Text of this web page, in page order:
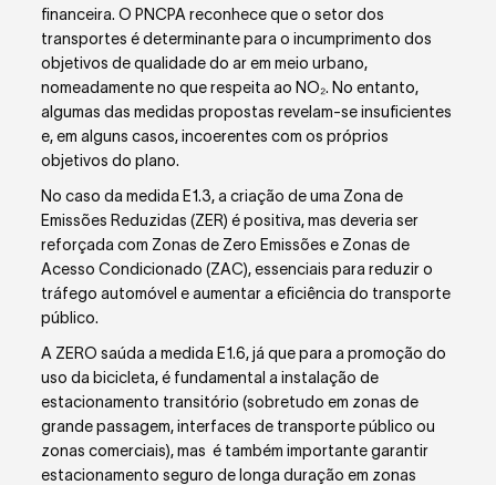
financeira. O PNCPA reconhece que o setor dos
transportes é determinante para o incumprimento dos
objetivos de qualidade do ar em meio urbano,
nomeadamente no que respeita ao NO₂. No entanto,
algumas das medidas propostas revelam-se insuficientes
e, em alguns casos, incoerentes com os próprios
objetivos do plano.
No caso da medida E1.3, a criação de uma Zona de
Emissões Reduzidas (ZER) é positiva, mas deveria ser
reforçada com Zonas de Zero Emissões e Zonas de
Acesso Condicionado (ZAC), essenciais para reduzir o
tráfego automóvel e aumentar a eficiência do transporte
público.
A ZERO saúda a medida E1.6, já que para a promoção do
uso da bicicleta, é fundamental a instalação de
estacionamento transitório (sobretudo em zonas de
grande passagem, interfaces de transporte público ou
zonas comerciais), mas é também importante garantir
estacionamento seguro de longa duração em zonas